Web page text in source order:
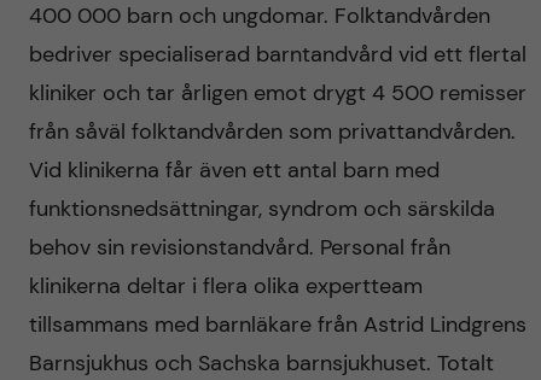
400 000 barn och ungdomar. Folktandvården
bedriver specialiserad barntandvård vid ett flertal
kliniker och tar årligen emot drygt 4 500 remisser
från såväl folktandvården som privattandvården.
Vid klinikerna får även ett antal barn med
funktionsnedsättningar, syndrom och särskilda
behov sin revisionstandvård. Personal från
klinikerna deltar i flera olika expertteam
tillsammans med barnläkare från Astrid Lindgrens
Barnsjukhus och Sachska barnsjukhuset. Totalt